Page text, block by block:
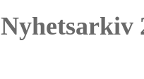
Nyhetsarkiv